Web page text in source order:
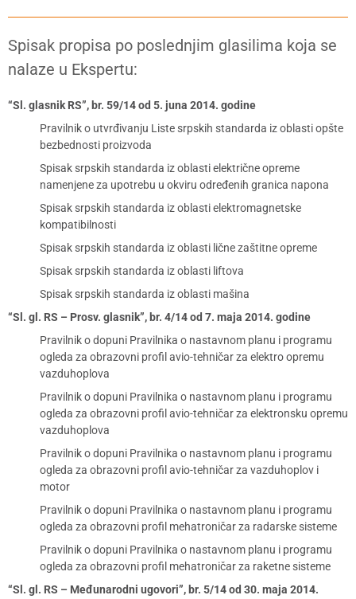
Spisak propisa po poslednjim glasilima koja se
nalaze u Ekspertu:
“Sl. glasnik RS”, br. 59/14 od 5. juna 2014. godine
Pravilnik o utvrđivanju Liste srpskih standarda iz oblasti opšte
bezbednosti proizvoda
Spisak srpskih standarda iz oblasti električne opreme
namenjene za upotrebu u okviru određenih granica napona
Spisak srpskih standarda iz oblasti elektromagnetske
kompatibilnosti
Spisak srpskih standarda iz oblasti lične zaštitne opreme
Spisak srpskih standarda iz oblasti liftova
Spisak srpskih standarda iz oblasti mašina
“Sl. gl. RS – Prosv. glasnik”, br. 4/14 od 7. maja 2014. godine
Pravilnik o dopuni Pravilnika o nastavnom planu i programu
ogleda za obrazovni profil avio-tehničar za elektro opremu
vazduhoplova
Pravilnik o dopuni Pravilnika o nastavnom planu i programu
ogleda za obrazovni profil avio-tehničar za elektronsku opremu
vazduhoplova
Pravilnik o dopuni Pravilnika o nastavnom planu i programu
ogleda za obrazovni profil avio-tehničar za vazduhoplov i
motor
Pravilnik o dopuni Pravilnika o nastavnom planu i programu
ogleda za obrazovni profil mehatroničar za radarske sisteme
Pravilnik o dopuni Pravilnika o nastavnom planu i programu
ogleda za obrazovni profil mehatroničar za raketne sisteme
“Sl. gl. RS – Međunarodni ugovori”, br. 5/14 od 30. maja 2014.